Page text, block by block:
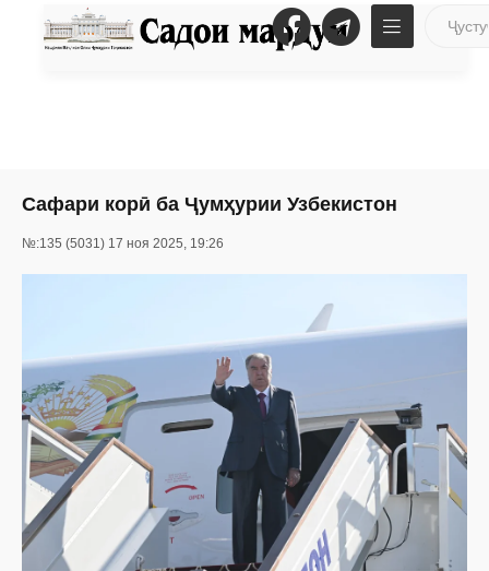
Сафари корӣ ба Ҷумҳурии Узбекистон
№:135 (5031) 17 ноя 2025, 19:26